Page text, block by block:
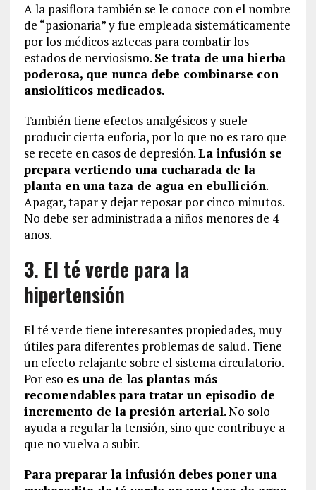
A la pasiflora también se le conoce con el nombre
de “pasionaria” y fue empleada sistemáticamente
por los médicos aztecas para combatir los
estados de nerviosismo. Se trata de una hierba
poderosa, que nunca debe combinarse con
ansiolíticos medicados.
También tiene efectos analgésicos y suele
producir cierta euforia, por lo que no es raro que
se recete en casos de depresión.La infusión se
prepara vertiendo una cucharada de la
planta en una taza de agua en ebullición.
Apagar, tapar y dejar reposar por cinco minutos.
No debe ser administrada a niños menores de 4
años.
3. El té verde para la
hipertensión
El té verde tiene interesantes propiedades, muy
útiles para diferentes problemas de salud. Tiene
un efecto relajante sobre el sistema circulatorio.
Por eso es una de las plantas más
recomendables para tratar un episodio de
incremento de la presión arterial. No solo
ayuda a regular la tensión, sino que contribuye a
que no vuelva a subir.
Para preparar la infusión debes poner una